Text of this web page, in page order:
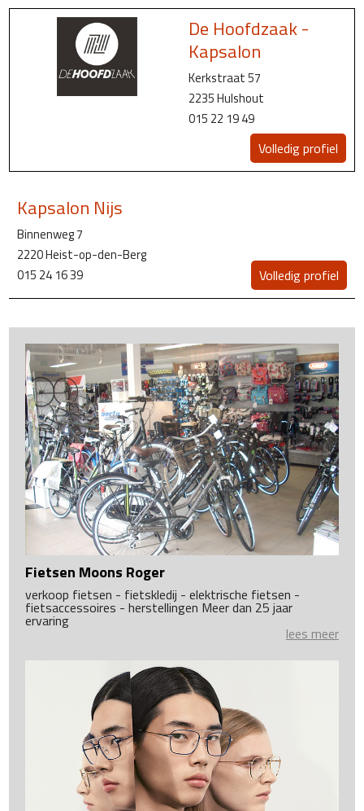
De Hoofdzaak -
Kapsalon
Kerkstraat 57
2235 Hulshout
015 22 19 49
Volledig profiel
Kapsalon Nijs
Binnenweg 7
2220 Heist-op-den-Berg
015 24 16 39
Volledig profiel
Fietsen Moons Roger
verkoop fietsen - fietskledij - elektrische fietsen -
fietsaccessoires - herstellingen Meer dan 25 jaar
ervaring
lees meer